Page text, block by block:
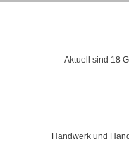
Aktuell sind 18
Handwerk und